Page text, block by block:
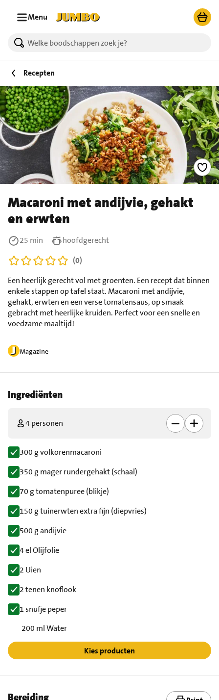
Menu
Recepten
Macaroni met andijvie, gehakt
en erwten
Magazine
Een heerlijk gerecht vol met groenten. Een recept dat binnen
enkele stappen op tafel staat. Macaroni met andijvie,
gehakt, erwten en een verse tomatensaus, op smaak
gebracht met heerlijke kruiden. Perfect voor een snelle en
voedzame maaltijd!
25 min
hoofdgerecht
(0)
Ingrediënten
4 personen
300 g volkorenmacaroni
350 g mager rundergehakt (schaal)
70 g tomatenpuree (blikje)
150 g tuinerwten extra fijn (diepvries)
500 g andijvie
4 el Olijfolie
2 Uien
2 tenen knoflook
1 snufje peper
200 ml Water
Kies producten
Bereiding